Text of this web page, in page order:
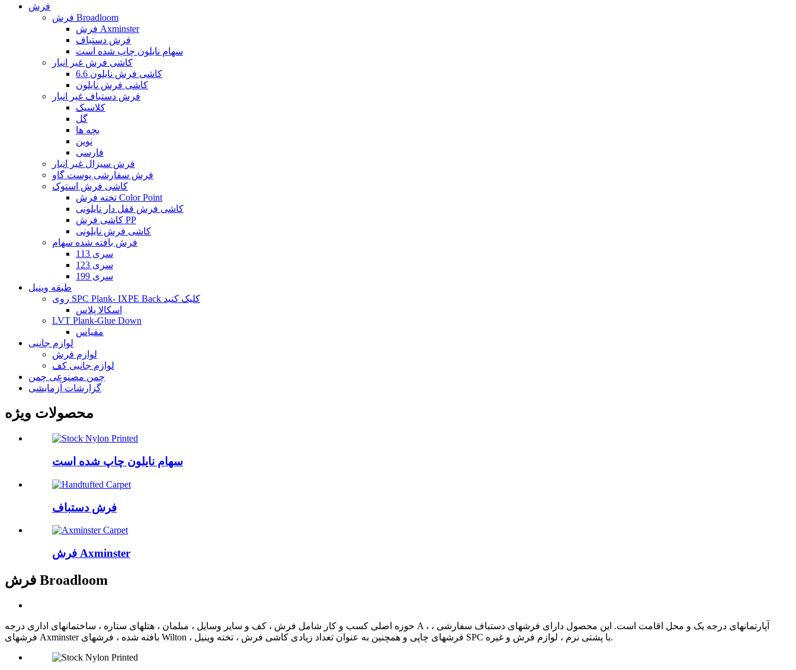
فرش
فرش Broadloom
فرش Axminster
فرش دستباف
سهام نایلون چاپ شده است
کاشی فرش غیر انبار
کاشی فرش نایلون 6.6
کاشی فرش نایلون
فرش دستباف غیر انبار
کلاسیک
گل
بچه ها
نوین
فارسی
فرش سیزال غیر انبار
فرش سفارشی پوست گاو
کاشی فرش استوک
تخته فرش Color Point
کاشی فرش قفل دار نایلونی
کاشی فرش PP
کاشی فرش نایلونی
فرش بافته شده سهام
سری 113
سری 123
سری 199
طبقه وینیل
روی SPC Plank- IXPE Back کلیک کنید
اسکالا پلاس
LVT Plank-Glue Down
مقیاس
لوازم جانبی
لوازم فرش
لوازم جانبی کف
چمن مصنوعی چمن
گزارشات آزمایشی
محصولات ویژه
سهام نایلون چاپ شده است
فرش دستباف
فرش Axminster
فرش Broadloom
حوزه اصلی کسب و کار شامل فرش ، کف و سایر وسایل ، مبلمان ، هتلهای ستاره ، ساختمانهای اداری درجه A ، آپارتمانهای درجه یک و محل اقامت است. این محصول دارای فرشهای دستباف سفارشی ،
فرشهای Axminster بافته شده ، فرشهای Wilton ، فرشهای چاپی و همچنین به عنوان تعداد زیادی کاشی فرش ، تخته وینیل SPC با پشتی نرم ، لوازم فرش و غیره.